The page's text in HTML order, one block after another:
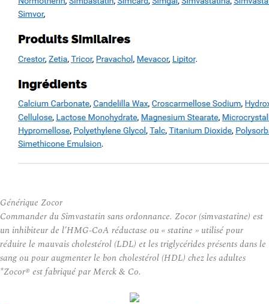
Générique Zocor
Commander du Simvastatin sans ordonnance. Zocor (simvastatine) est
un inhibiteur de l’HMG-CoA réductase ou « statine » utilisé pour
réduire le mauvais cholestérol (LDL) et les triglycérides présents dans le
sang ou pour augmenter le bon cholestérol (HDL) chez les adultes
*Zocor® est fabriqué par Merck & Co.